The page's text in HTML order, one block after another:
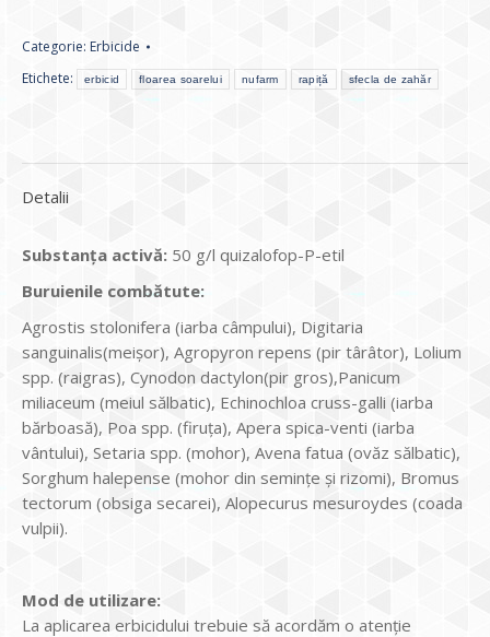
Categorie: Erbicide
Etichete:
erbicid floarea soarelui nufarm rapiță sfecla de zahăr
Detalii
Substanţa activă: 50 g/l quizalofop-P-etil
Buruienile combătute:
Agrostis stolonifera (iarba câmpului), Digitaria
sanguinalis(meișor), Agropyron repens (pir târâtor), Lolium
spp. (raigras), Cynodon dactylon(pir gros),Panicum
miliaceum (meiul sălbatic), Echinochloa cruss-galli (iarba
bărboasă), Poa spp. (firuța), Apera spica-venti (iarba
vântului), Setaria spp. (mohor), Avena fatua (ovăz sălbatic),
Sorghum halepense (mohor din seminţe şi rizomi), Bromus
tectorum (obsiga secarei), Alopecurus mesuroydes (coada
vulpii).
Mod de utilizare:
La aplicarea erbicidului trebuie să acordăm o atenţie